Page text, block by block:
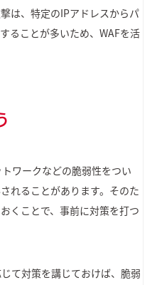
は、特定のIPアドレスからパ
ることが多いため、WAFを活
ワークなどの脆弱性をつい
れることがあります。そのた
くことで、事前に対策を打つ
て対策を講じておけば、脆弱